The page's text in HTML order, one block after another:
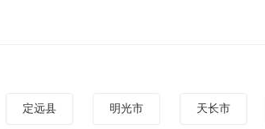
定远县 明光市 天长市